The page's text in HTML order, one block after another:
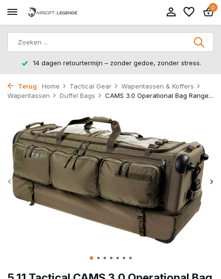
0
14 dagen retourtermijn – zonder gedoe, zonder stress.
Terug Home Tactical Gear
Wapentassen & Koffers
Wapentassen
Duffel Bags CAMS 3.0 Operational Bag Range...